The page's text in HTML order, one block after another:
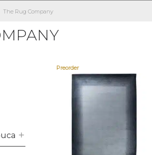
The Rug Company
Preorder